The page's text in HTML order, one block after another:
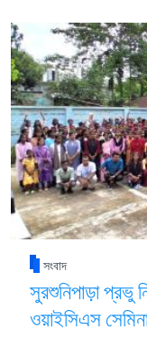
সংবাদ
সুরশুনিপাড়া প্রভু
ওয়াইসিএস